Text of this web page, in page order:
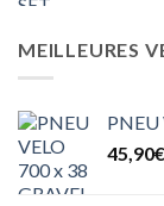
MEILLEURES
PNEU
45,90€